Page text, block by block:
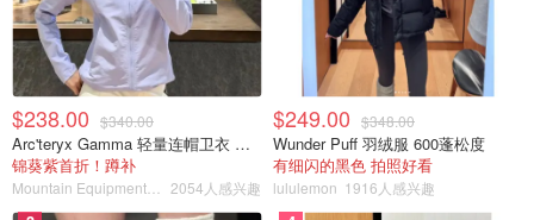
$238.00 $340.00
Arc'teryx Gamma 轻量连帽卫衣 女款
锦葵紫首折！蹲补
2054人感兴趣
$249.00 $348.00
Wunder Puff 羽绒服 600蓬松度
有细闪的黑色 拍照好看
lululemon 1916人感兴趣